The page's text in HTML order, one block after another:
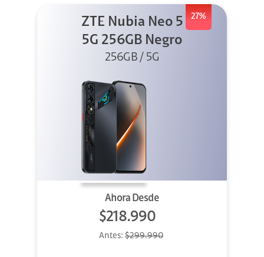
27%
ZTE Nubia Neo 5
5G 256GB Negro
256GB / 5G
Ahora Desde
$218.990
Antes: $299.990